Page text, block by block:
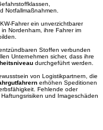
Notfallmaßnahmen.
Fahrer ein unverzichtbarer
Nordenham, ihre Fahrer im
Stoffen verbunden
Unternehmen sicher, dass ihre
durchgeführt werden.
von Logistikpartnern, die
erhöhen Speditionen
Fehlende oder
und Imageschäden